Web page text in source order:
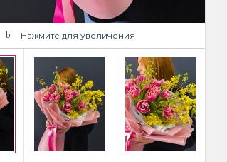
Нажмите для увеличения